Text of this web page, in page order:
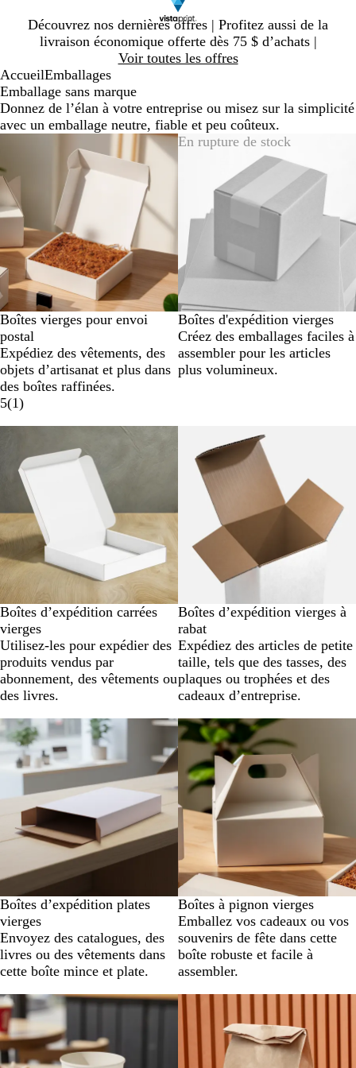
Découvrez nos dernières offres | Profitez aussi de la
livraison économique offerte dès 75 $ d’achats |
Voir toutes les offres
Diapositive
1
AccueilEmballages
Emballage sans marque
Donnez de l’élan à votre entreprise ou misez sur la simplicité
avec un emballage neutre, fiable et peu coûteux.
Boîtes vierges pour envoi
postal
Expédiez des vêtements, des
objets d’artisanat et plus dans
des boîtes raffinées.
5(1)
En rupture de stock
Boîtes d'expédition vierges
Créez des emballages faciles à
assembler pour les articles
plus volumineux.
Boîtes d’expédition carrées
vierges
Utilisez-les pour expédier des
produits vendus par
abonnement, des vêtements ou
des livres.
Boîtes d’expédition vierges à
rabat
Expédiez des articles de petite
taille, tels que des tasses, des
plaques ou trophées et des
cadeaux d’entreprise.
Boîtes d’expédition plates
vierges
Envoyez des catalogues, des
livres ou des vêtements dans
cette boîte mince et plate.
Boîtes à pignon vierges
Emballez vos cadeaux ou vos
souvenirs de fête dans cette
boîte robuste et facile à
assembler.
Nouveau